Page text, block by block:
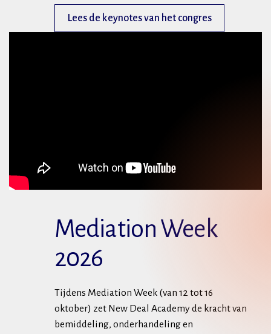
Lees de keynotes van het congres
Mediation Week
2026
Tijdens Mediation Week (van 12 tot 16
oktober) zet New Deal Academy de kracht van
bemiddeling, onderhandeling en